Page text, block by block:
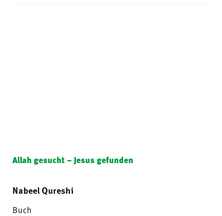
Allah gesucht – Jesus gefunden
Nabeel Qureshi
Buch